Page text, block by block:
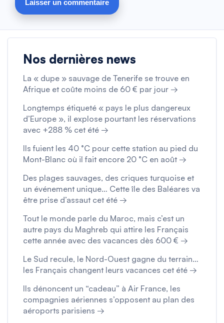
Nos dernières news
La « dupe » sauvage de Tenerife se trouve en
Afrique et coûte moins de 60 € par jour →
Longtemps étiqueté « pays le plus dangereux
d’Europe », il explose pourtant les réservations
avec +288 % cet été →
Ils fuient les 40 °C pour cette station au pied du
Mont-Blanc où il fait encore 20 °C en août →
Des plages sauvages, des criques turquoise et
un événement unique… Cette île des Baléares va
être prise d’assaut cet été →
Tout le monde parle du Maroc, mais c’est un
autre pays du Maghreb qui attire les Français
cette année avec des vacances dès 600 € →
Le Sud recule, le Nord-Ouest gagne du terrain…
les Français changent leurs vacances cet été →
Ils dénoncent un “cadeau” à Air France, les
compagnies aériennes s’opposent au plan des
aéroports parisiens →